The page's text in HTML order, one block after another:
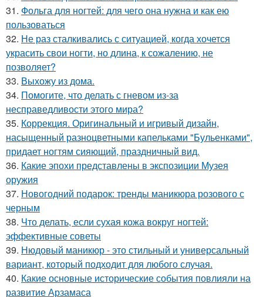
31. Фольга для ногтей: для чего она нужна и как ею
пользоваться
32. Не раз сталкивались с ситуацией, когда хочется
украсить свои ногти, но длина, к сожалению, не
позволяет?
33. Выхожу из дома.
34. Помогите, что делать с гневом из-за
несправедливости этого мира?
35. Коррекция. Оригинальный и игривый дизайн,
насыщенный разноцветными капельками "Бульенками",
придает ногтям сияющий, праздничный вид.
36. Какие эпохи представлены в экспозиции Музея
оружия
37. Новогодний подарок: тренды маникюра розового с
черным
38. Что делать, если сухая кожа вокруг ногтей:
эффективные советы
39. Нюдовый маникюр - это стильный и универсальный
вариант, который подходит для любого случая.
40. Какие основные исторические события повлияли на
развитие Арзамаса